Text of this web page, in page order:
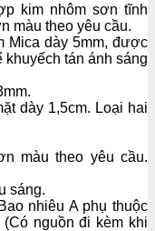
kim nhôm sơn tĩnh
màu theo yêu cầu.
Mica dày 5mm, được
tán ánh sáng
dày 1,5cm. Loại hai
màu theo yêu cầu.
sáng.
nhiêu A phụ thuộc
nguồn đi kèm khi